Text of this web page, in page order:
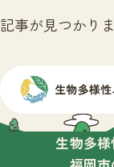
記事が見つかり
生物多様